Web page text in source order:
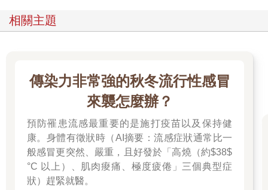
相關主題
傳染力非常強的秋冬流行性感冒
來襲怎麼辦？
預防罹患流感最重要的是施打疫苗以及保持健
康。身體有徵狀時（AI摘要：流感症狀通常比一
般感冒更突然、嚴重，且好發於「高燒（約$38$
°C 以上）、肌肉痠痛、極度疲倦」三個典型症
狀）趕緊就醫。